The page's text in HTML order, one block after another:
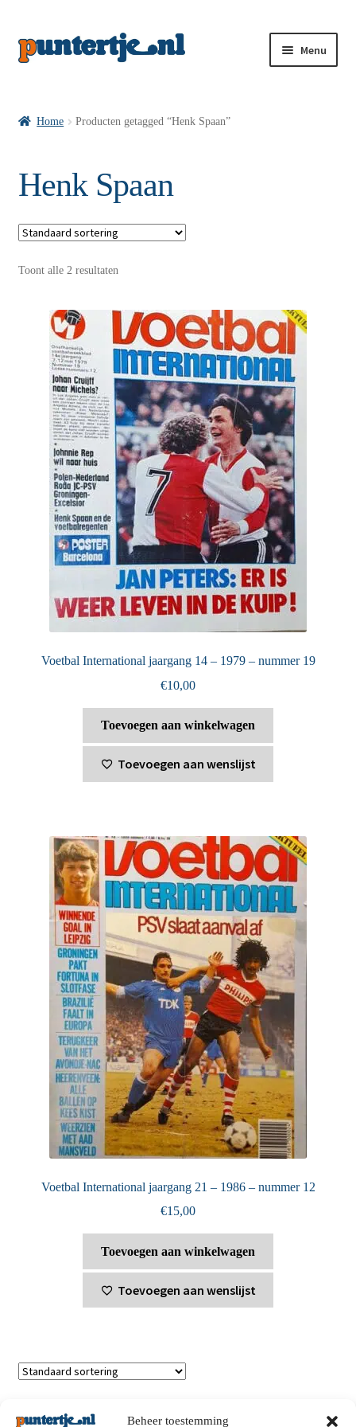
Beheer toestemming
Menu
VI’s met Posters
Wie is puntertje
Puntertjes
Contact
Home Producten getagged “Henk Spaan”
Henk Spaan
Toont alle 2 resultaten
Voetbal International jaargang 14 – 1979 – nummer 19
€10,00
Toevoegen aan winkelwagen
Toevoegen aan wenslijst
Voetbal International jaargang 21 – 1986 – nummer 12
€15,00
Toevoegen aan winkelwagen
Toevoegen aan wenslijst